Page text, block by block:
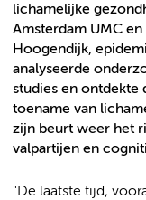
lichamelijke
Amsterdam UMC
Hoogendijk,
analyseerde
studies en ontdekte
toename van
zijn beurt weer het
valpartijen en
"De laatste tijd,